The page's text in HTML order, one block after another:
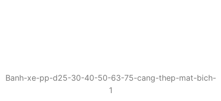
Banh-xe-pp-d25-30-40-50-63-75-cang-thep-mat-bich-
1